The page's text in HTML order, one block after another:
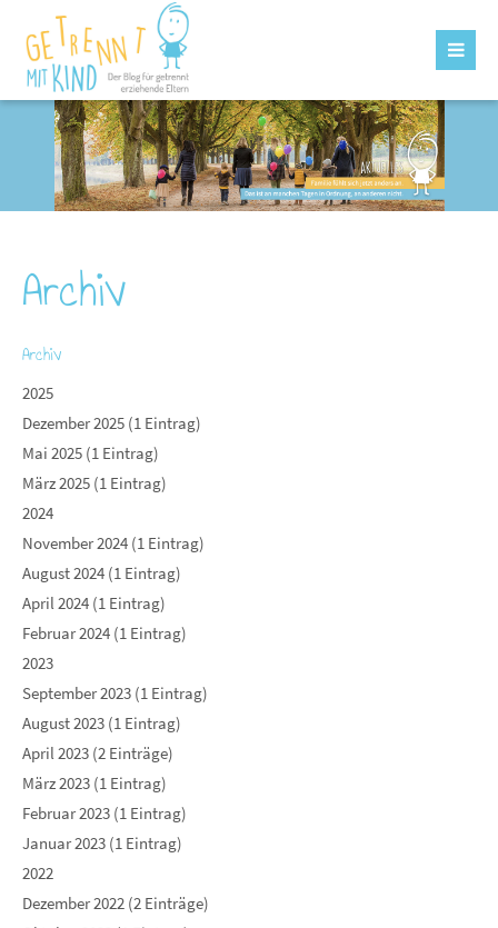
Archiv
Archiv
2025
Dezember 2025 (1 Eintrag)
Mai 2025 (1 Eintrag)
März 2025 (1 Eintrag)
2024
November 2024 (1 Eintrag)
August 2024 (1 Eintrag)
April 2024 (1 Eintrag)
Februar 2024 (1 Eintrag)
2023
September 2023 (1 Eintrag)
August 2023 (1 Eintrag)
April 2023 (2 Einträge)
März 2023 (1 Eintrag)
Februar 2023 (1 Eintrag)
Januar 2023 (1 Eintrag)
2022
Dezember 2022 (2 Einträge)